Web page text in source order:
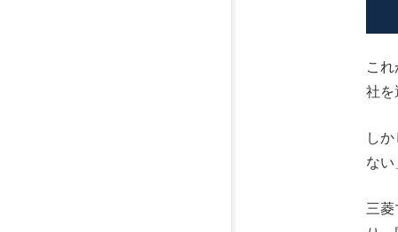
こ
社を
し
な
三